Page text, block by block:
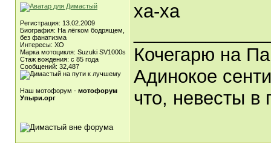
Регистрация: 13.02.2009
Биография: На лёгком бодрящем,
без фанатизма
Интересы: ХО
Марка мотоцикля: Suzuki SV1000s
Стаж вождения: с 85 года
Сообщений: 32,487
Наш мотофорум - мотофорум
Упыри.орг
ха-ха
Кочегарю на
Адинокое
что, невесты в